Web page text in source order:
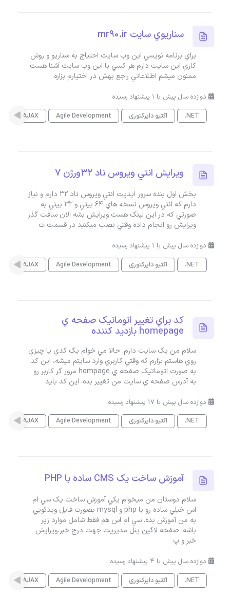
سناريوي سايت mr90.ir
براي برنامه نويسي اين وب سايت احتياج به سناريو و روش
کاري اين سايت دارم هر کسي با اين وب سايت آشنا هست
ممنون ميشم اطلاعاتي راجع بهش در اختيارم بزاره
دوازده سال پیش با 1 پیشنهاد رسیده
.NET
اکتیو دایرکتوری Agile Development
AJAX
ويرايش انتي ويروس ناد 32ورژن 7
بخش اول بنده سرور اپديت انتي ويروس ناد 32 دارم و نياز
دارم که انتي ويروس نسخه هاي 64 بيتي و 32 بيتي به
صورتي که در اين لينک هست ويرايش بشه الان سافت گذر
ويرايش رو انجام داده وقتي نصب ميکنيد در قسمت ت
دوازده سال پیش با 1 پیشنهاد رسیده
.NET
اکتیو دایرکتوری Agile Development
AJAX
کد براي تغيير اتوماتيک صفحه ي
homepage بازديد کننده
سلام من يک سايت دارم. حالا مي خوام يک کدي يا چيزي
روي هاستم بزارم که وقتي کاربري وارد سايتم ميشه، اين کد
به صورت اتوماتيک صفحه ي hompage مرور گر کاربر رو
به آدرس صفحه ي سايت من تغيير بده. اين کد بايد
دوازده سال پیش با 17 پیشنهاد رسیده
.NET
اکتیو دایرکتوری Agile Development
AJAX
آموزش ساخت يک CMS ساده با PHP
سلام دوستان من ميخوام يکي آموزش ساخت يک سي ام
اس خيلي ساده رو با php و mysql بصورت فايل ويدئويي
به من آموزش بده. سي ام اس هم فقط شامل موارد زير
باشه: صفحه لاگين پنل مديريت جهت درج خبر،ويرايش
خبر و پ
دوازده سال پیش با 4 پیشنهاد رسیده
.NET
اکتیو دایرکتوری Agile Development
AJAX